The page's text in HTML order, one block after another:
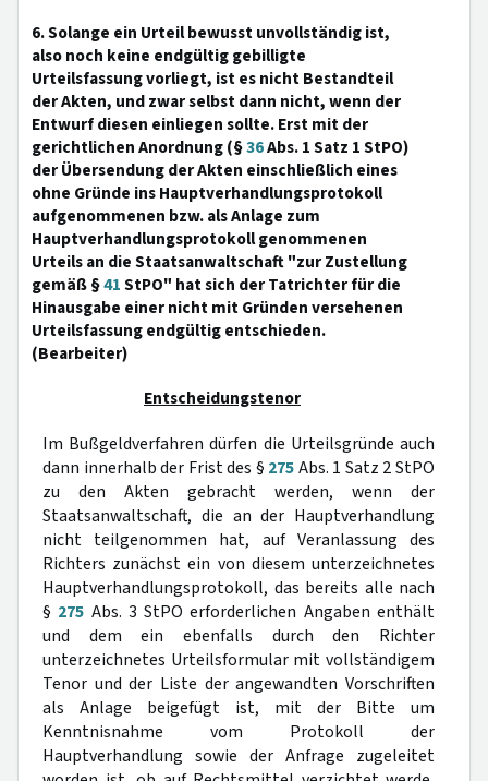
6. Solange ein Urteil bewusst unvollständig ist,
also noch keine endgültig gebilligte
Urteilsfassung vorliegt, ist es nicht Bestandteil
der Akten, und zwar selbst dann nicht, wenn der
Entwurf diesen einliegen sollte. Erst mit der
gerichtlichen Anordnung (§36Abs. 1 Satz 1 StPO)
der Übersendung der Akten einschließlich eines
ohne Gründe ins Hauptverhandlungsprotokoll
aufgenommenen bzw. als Anlage zum
Hauptverhandlungsprotokoll genommenen
Urteils an die Staatsanwaltschaft "zur Zustellung
gemäß §41StPO" hat sich der Tatrichter für die
Hinausgabe einer nicht mit Gründen versehenen
Urteilsfassung endgültig entschieden.
(Bearbeiter)
Entscheidungstenor
Im Bußgeldverfahren dürfen die Urteilsgründe auch
dann innerhalb der Frist des § 275Abs. 1 Satz 2 StPO
zu den Akten gebracht werden, wenn der
Staatsanwaltschaft, die an der Hauptverhandlung
nicht teilgenommen hat, auf Veranlassung des
Richters zunächst ein von diesem unterzeichnetes
Hauptverhandlungsprotokoll, das bereits alle nach
§ 275 Abs. 3 StPO erforderlichen Angaben enthält
und dem ein ebenfalls durch den Richter
unterzeichnetes Urteilsformular mit vollständigem
Tenor und der Liste der angewandten Vorschriften
als Anlage beigefügt ist, mit der Bitte um
Kenntnisnahme vom Protokoll der
Hauptverhandlung sowie der Anfrage zugeleitet